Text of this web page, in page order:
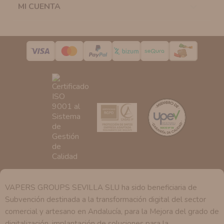
Destinatarios:
pedimos.
Derechos:
Tiene derecho a saber qué información
tenemos sobre usted, corregirla y eliminarla, tal y como
se explica en la información adicional disponible en
nuestra página web.
MI CUENTA
VAPERS GROUPS SEVILLA SLU ha sido beneficiaria de
Subvención destinada a la transformación digital del sector
comercial y artesano en Andalucía, para la Mejora del grado de